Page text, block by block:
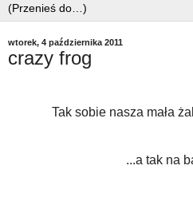
wtorek, 4 października 2011
crazy frog
Tak sobie nasza mała
...a tak na